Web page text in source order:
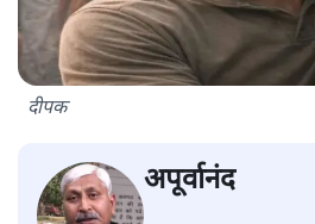
दीपक
अपूर्वानंद